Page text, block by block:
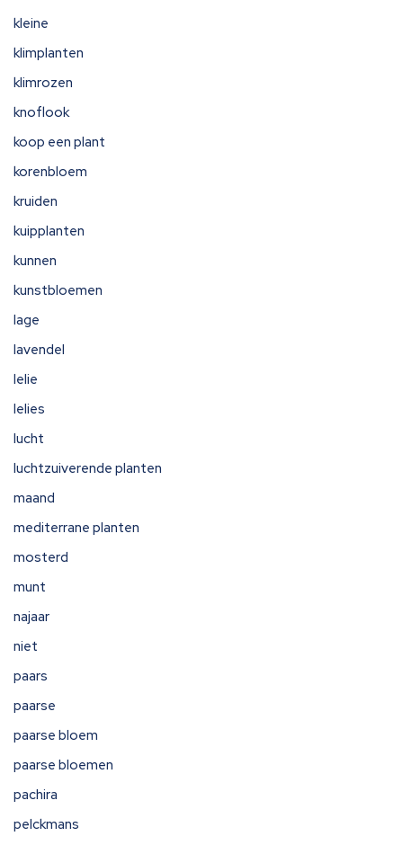
kleine
klimplanten
klimrozen
knoflook
koop een plant
korenbloem
kruiden
kuipplanten
kunnen
kunstbloemen
lage
lavendel
lelie
lelies
lucht
luchtzuiverende planten
maand
mediterrane planten
mosterd
munt
najaar
niet
paars
paarse
paarse bloem
paarse bloemen
pachira
pelckmans